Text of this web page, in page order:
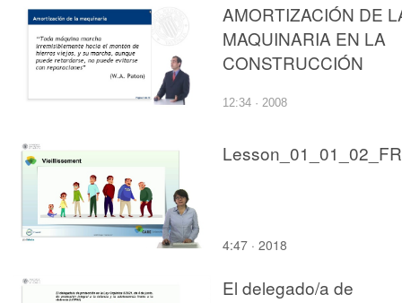
AMORTIZACIÓN DE
MAQUINARIA EN LA
CONSTRUCCIÓN
12:34 · 2008
Lesson_01_01_02_FR
4:47 · 2018
El delegado/a de